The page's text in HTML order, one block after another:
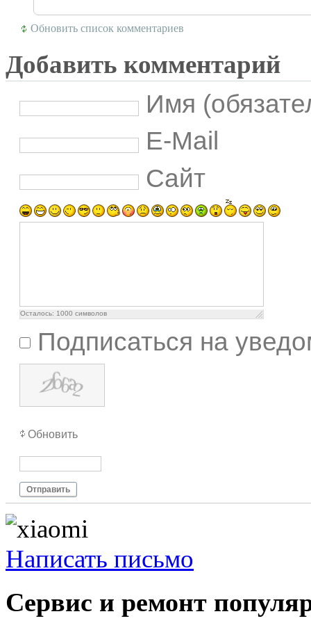
Обновить список комментариев
Добавить комментарий
Имя
E-Mail
Сайт
Осталось: 1000 символов
Подписаться на
Обновить
Отправить
Написать письмо
Сервис и ремонт